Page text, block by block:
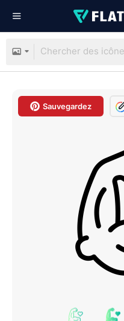
Sauvegardez